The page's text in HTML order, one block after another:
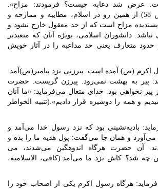
عرض شد دعابه چیست؟ فرمودند: مزاح».
(بحارالانوار، ج 76، ص 58) از همین رو در اسلام، مطایبه و ممازحه و
مزاح است که از حد معقول خارج نشود و
دانشوران اسلامی، بویژه آنان که متعبدتر
حدود متعارف یعنی حد مداعبه را در آثار خویش
(ص) آمده است: پيرزنى نزد پيامبر(ص)آمد.
پير به بهشت نمى‌رود. پيرزن گريست. حضرت
پير نخواهى بود. خداى متعال مى‌فرمايد: «ما آنان
و همه را دوشيزه قرار داديم».(تنبيه الخواطر
باديه‌نشينى بود كه نزد رسول خدا مى‌آمد و
و همان جا مى‌گفت: پول هديه ما را بده و
آن حضرت هرگاه اندوهگين مى‌شدند، مى
چه شد؟ كاش نزد ما مى‌آمد.(كافى، الاسلامیه،
هرگاه رسول اكرم يكى از اصحاب خود را